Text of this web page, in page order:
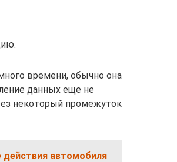
времени, обычно она
данных еще не
некоторый промежуток
действия автомобиля